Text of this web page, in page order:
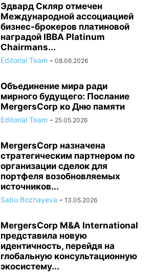
Эдвард Скляр отмечен
Международной ассоциацией
бизнес-брокеров платиновой
наградой IBBA Platinum
Chairmans...
Editorial Team - 08.06.2026
Объединение мира ради
мирного будущего: Послание
MergersCorp ко Дню памяти
Editorial Team - 25.05.2026
MergersCorp назначена
стратегическим партнером по
организации сделок для
портфеля возобновляемых
источников...
Sabu Bozhayeva - 13.05.2026
MergersCorp M&A International
представила новую
идентичность, перейдя на
глобальную консультационную
экосистему...